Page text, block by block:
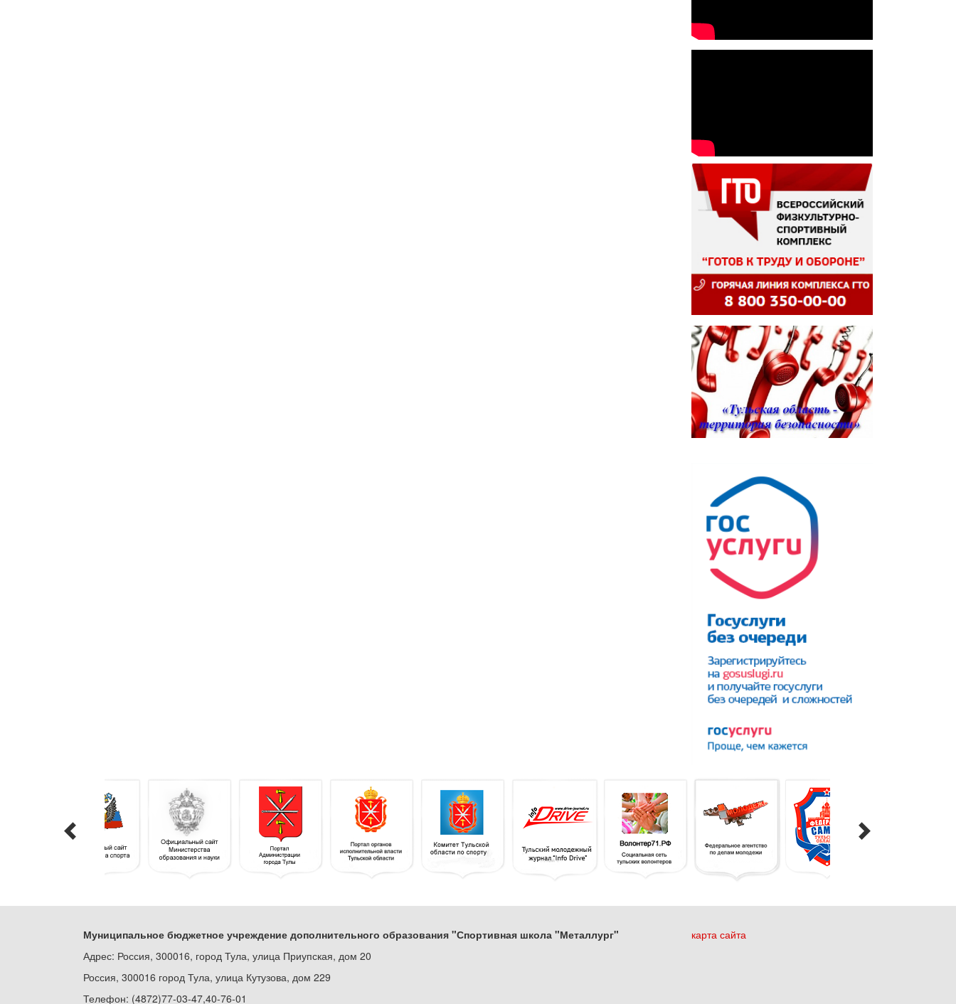
Муниципальное бюджетное учреждение дополнительного образования "Спортивная школа "Металлург"
Адрес: Россия, 300016, город Тула, улица Приупская, дом 20
Россия, 300016 город Тула, улица Кутузова, дом 229
Телефон: (4872)77-03-47,40-76-01
карта сайта